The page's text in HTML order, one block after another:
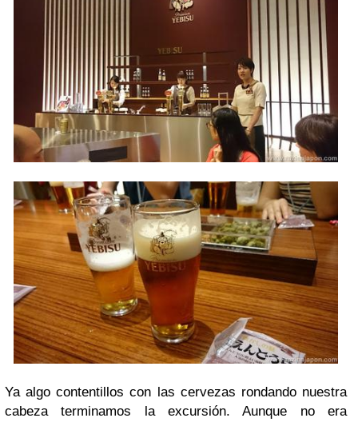
Ya algo contentillos con las cervezas rondando nuestra
cabeza terminamos la excursión. Aunque no era